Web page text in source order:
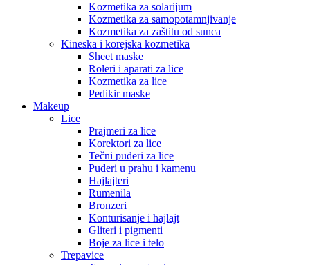
Kozmetika za solarijum
Kozmetika za samopotamnjivanje
Kozmetika za zaštitu od sunca
Kineska i korejska kozmetika
Sheet maske
Roleri i aparati za lice
Kozmetika za lice
Pedikir maske
Makeup
Lice
Prajmeri za lice
Korektori za lice
Tečni puderi za lice
Puderi u prahu i kamenu
Hajlajteri
Rumenila
Bronzeri
Konturisanje i hajlajt
Gliteri i pigmenti
Boje za lice i telo
Trepavice